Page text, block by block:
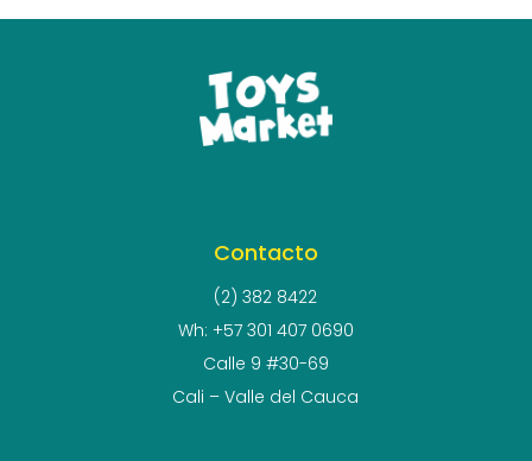
Contacto
(2) 382 8422
Wh: +57 301 407 0690
Calle 9 #30-69
Cali – Valle del Cauca